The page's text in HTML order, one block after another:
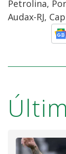
Petrolina,
Audax-RJ,